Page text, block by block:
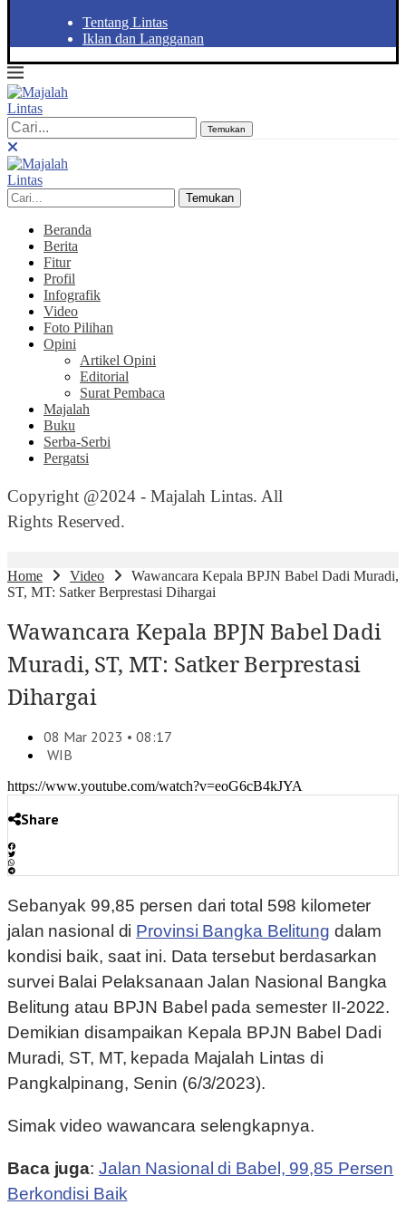
Tentang Lintas
Iklan dan Langganan
Temukan
Temukan
Beranda
Berita
Fitur
Profil
Infografik
Video
Foto Pilihan
Opini
Artikel Opini
Editorial
Surat Pembaca
Majalah
Buku
Serba-Serbi
Pergatsi
Copyright @2024 - Majalah Lintas. All
Rights Reserved.
Home Video
Wawancara Kepala BPJN Babel Dadi Muradi,
ST, MT: Satker Berprestasi Dihargai
Wawancara Kepala BPJN Babel Dadi
Muradi, ST, MT: Satker Berprestasi
Dihargai
08 Mar 2023 • 08:17
WIB
https://www.youtube.com/watch?v=eoG6cB4kJYA
Share
Sebanyak 99,85 persen dari total 598 kilometer
jalan nasional di Provinsi Bangka Belitung dalam
kondisi baik, saat ini. Data tersebut berdasarkan
survei Balai Pelaksanaan Jalan Nasional Bangka
Belitung atau BPJN Babel pada semester II-2022.
Demikian disampaikan Kepala BPJN Babel Dadi
Muradi, ST, MT, kepada Majalah Lintas di
Pangkalpinang, Senin (6/3/2023).
Simak video wawancara selengkapnya.
Baca juga: Jalan Nasional di Babel, 99,85 Persen
Berkondisi Baik